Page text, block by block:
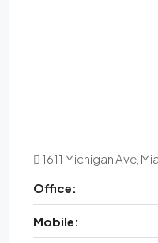
1611 Michigan Ave,
Office:
Mobile: